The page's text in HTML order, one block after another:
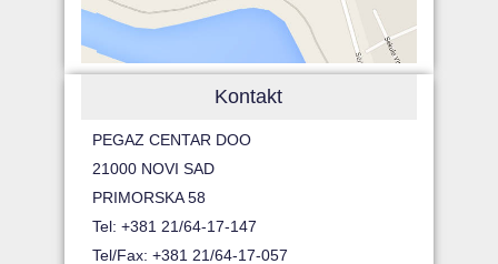
Kontakt
PEGAZ CENTAR DOO
21000 NOVI SAD
PRIMORSKA 58
Tel: +381 21/64-17-147
Tel/Fax: +381 21/64-17-057